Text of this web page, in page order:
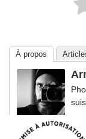
À propos